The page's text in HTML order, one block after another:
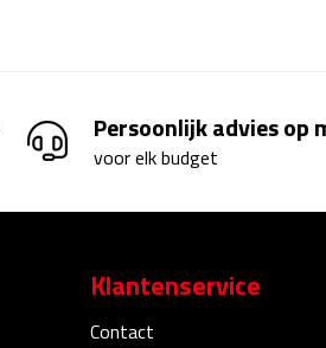
Persoonlijk advies op
voor elk budget
Klantenservice
Contact